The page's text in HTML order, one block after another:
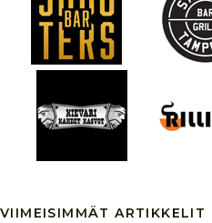
VIIMEISIMMÄT ARTIKKELIT